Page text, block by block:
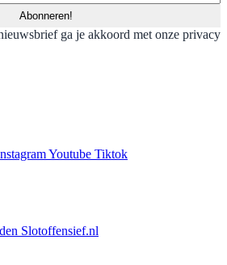
ga je akkoord met onze privacy
Youtube Tiktok
Slotoffensief.nl